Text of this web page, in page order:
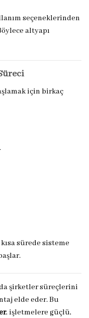
seçeneklerinden
altyapı
için birkaç
sürede sisteme
şirketler süreçlerini
elde eder. Bu
, işletmelere güçlü,